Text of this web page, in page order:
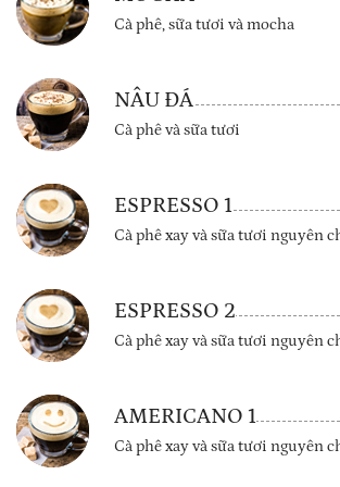
Cà phê, sữa tươi và mocha
NÂU ĐÁ
Cà phê và sữa tươi
ESPRESSO 1
Cà phê xay và sữa tươi nguyên
ESPRESSO 2
Cà phê xay và sữa tươi nguyên
AMERICANO 1
Cà phê xay và sữa tươi nguyên